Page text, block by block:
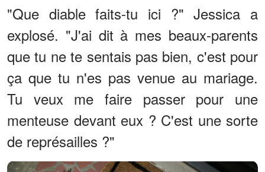
"Que diable faits-tu ici ?" Jessica a
explosé. "J'ai dit à mes beaux-parents
que tu ne te sentais pas bien, c'est pour
ça que tu n'es pas venue au mariage.
Tu veux me faire passer pour une
menteuse devant eux ? C'est une sorte
de représailles ?"